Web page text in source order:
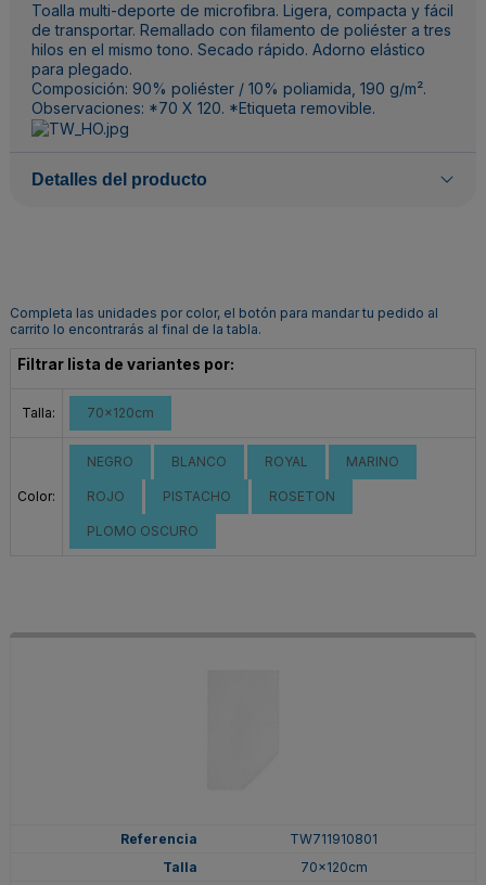
Toalla multi-deporte de microfibra. Ligera, compacta y fácil
de transportar. Remallado con filamento de poliéster a tres
hilos en el mismo tono. Secado rápido. Adorno elástico
para plegado.
Composición: 90% poliéster / 10% poliamida, 190 g/m².
Observaciones: *70 X 120. *Etiqueta removible.
Detalles del producto
Completa las unidades por color, el botón para mandar tu pedido al
carrito lo encontrarás al final de la tabla.
Filtrar lista de variantes por:
Talla: 70x120cm
Color:
NEGRO BLANCO ROYAL MARINO
ROJO PISTACHO ROSETON
PLOMO OSCURO
TW711910801
70x120cm